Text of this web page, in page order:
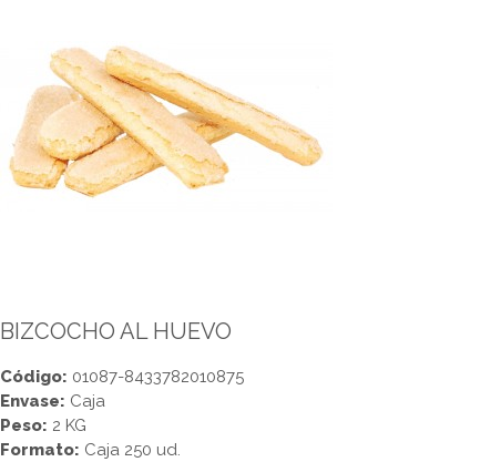
BIZCOCHO AL HUEVO
Código: 01087-8433782010875
Envase: Caja
Peso: 2 KG
Formato: Caja 250 ud.